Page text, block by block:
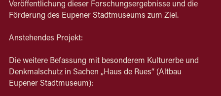
Veröffentlichung dieser Forschungsergebnisse und die
Förderung des Eupener Stadtmuseums zum Ziel.
Anstehendes Projekt:
Die weitere Befassung mit besonderem Kulturerbe und
Denkmalschutz in Sachen „Haus de Rues“ (Altbau
Eupener Stadtmuseum):